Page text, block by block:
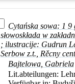
Cytańska sowa: 1 9
słowoskłada w
; ilustracije: Gudrun
Serbow z.t., Rěcny
Bajtelowa, Gabriela
Lit.abteilungen: